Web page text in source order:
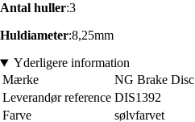
Antal huller:3
Huldiameter:8,25mm
Yderligere information
Mærke
NG Brake Disc
Leverandør reference DIS1392
Farve
sølvfarvet